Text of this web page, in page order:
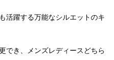
活躍する万能なシルエットのキ
でき、メンズレディースどちら